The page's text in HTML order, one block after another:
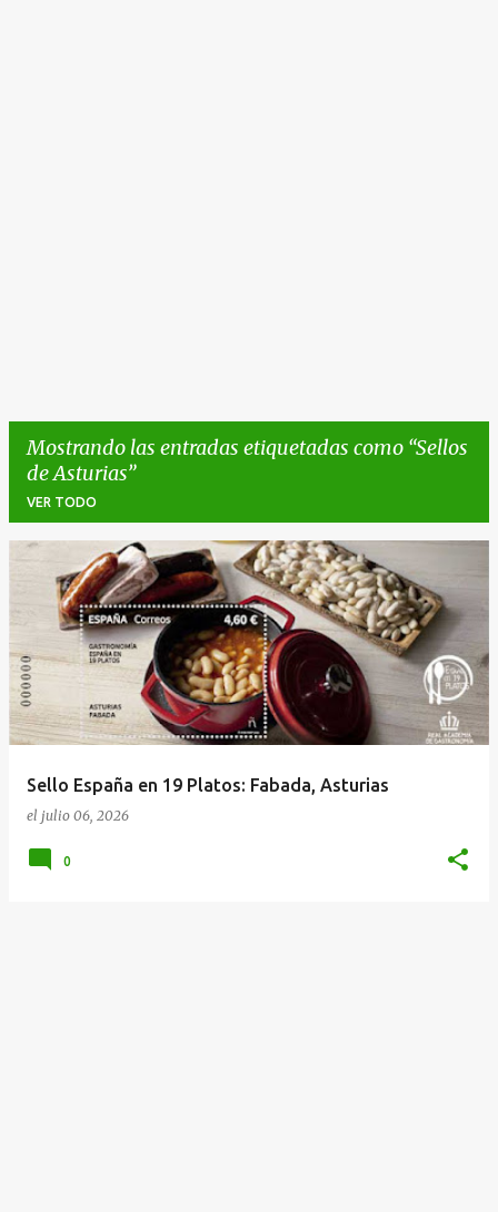
Mostrando las entradas etiquetadas como Sellos
de Asturias
VER TODO
t
d
Sello España en 19 Platos: Fabada, Asturias
el julio 06, 2026
0